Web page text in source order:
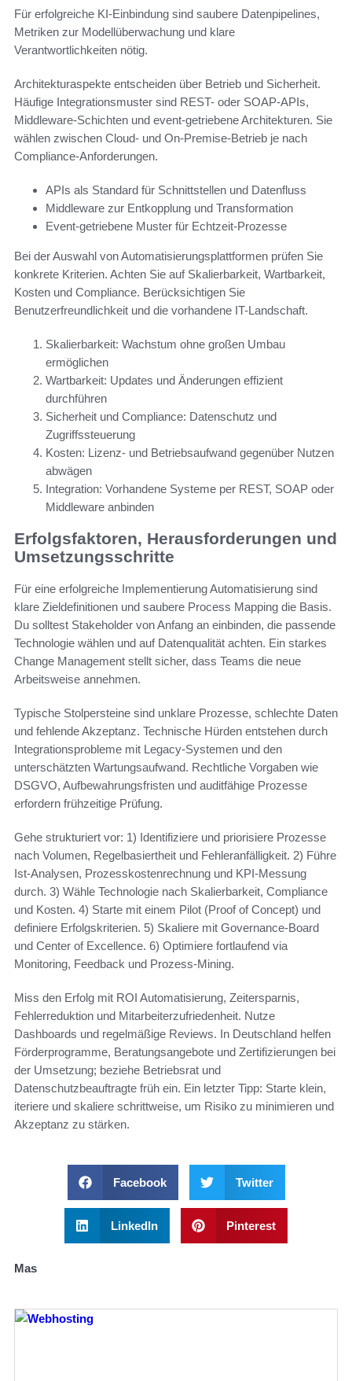
Für erfolgreiche KI-Einbindung sind saubere Datenpipelines,
Metriken zur Modellüberwachung und klare
Verantwortlichkeiten nötig.
Architekturaspekte entscheiden über Betrieb und Sicherheit.
Häufige Integrationsmuster sind REST- oder SOAP-APIs,
Middleware-Schichten und event-getriebene Architekturen. Sie
wählen zwischen Cloud- und On-Premise-Betrieb je nach
Compliance-Anforderungen.
APIs als Standard für Schnittstellen und Datenfluss
Middleware zur Entkopplung und Transformation
Event-getriebene Muster für Echtzeit-Prozesse
Bei der Auswahl von Automatisierungsplattformen prüfen Sie
konkrete Kriterien. Achten Sie auf Skalierbarkeit, Wartbarkeit,
Kosten und Compliance. Berücksichtigen Sie
Benutzerfreundlichkeit und die vorhandene IT-Landschaft.
Skalierbarkeit: Wachstum ohne großen Umbau
ermöglichen
Wartbarkeit: Updates und Änderungen effizient
durchführen
Sicherheit und Compliance: Datenschutz und
Zugriffssteuerung
Kosten: Lizenz- und Betriebsaufwand gegenüber Nutzen
abwägen
Integration: Vorhandene Systeme per REST, SOAP oder
Middleware anbinden
Erfolgsfaktoren, Herausforderungen und
Umsetzungsschritte
Für eine erfolgreiche Implementierung Automatisierung sind
klare Zieldefinitionen und saubere Process Mapping die Basis.
Du solltest Stakeholder von Anfang an einbinden, die passende
Technologie wählen und auf Datenqualität achten. Ein starkes
Change Management stellt sicher, dass Teams die neue
Arbeitsweise annehmen.
Typische Stolpersteine sind unklare Prozesse, schlechte Daten
und fehlende Akzeptanz. Technische Hürden entstehen durch
Integrationsprobleme mit Legacy-Systemen und den
unterschätzten Wartungsaufwand. Rechtliche Vorgaben wie
DSGVO, Aufbewahrungsfristen und auditfähige Prozesse
erfordern frühzeitige Prüfung.
Gehe strukturiert vor: 1) Identifiziere und priorisiere Prozesse
nach Volumen, Regelbasiertheit und Fehleranfälligkeit. 2) Führe
Ist-Analysen, Prozesskostenrechnung und KPI-Messung
durch. 3) Wähle Technologie nach Skalierbarkeit, Compliance
und Kosten. 4) Starte mit einem Pilot (Proof of Concept) und
definiere Erfolgskriterien. 5) Skaliere mit Governance-Board
und Center of Excellence. 6) Optimiere fortlaufend via
Monitoring, Feedback und Prozess-Mining.
Miss den Erfolg mit ROI Automatisierung, Zeitersparnis,
Fehlerreduktion und Mitarbeiterzufriedenheit. Nutze
Dashboards und regelmäßige Reviews. In Deutschland helfen
Förderprogramme, Beratungsangebote und Zertifizierungen bei
der Umsetzung; beziehe Betriebsrat und
Datenschutzbeauftragte früh ein. Ein letzter Tipp: Starte klein,
iteriere und skaliere schrittweise, um Risiko zu minimieren und
Akzeptanz zu stärken.
Facebook Twitter
LinkedIn Pinterest
Mas